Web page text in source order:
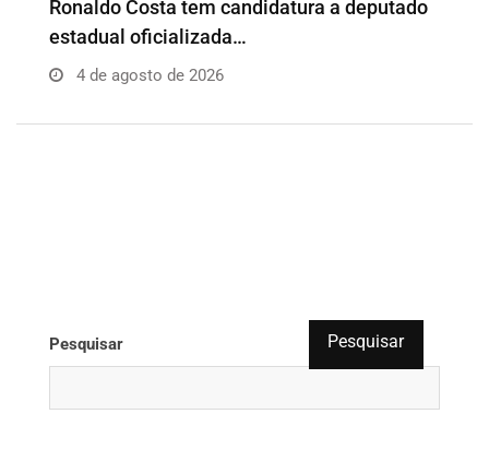
Além da Influência reúne empresários e
profissionais para…
4 de agosto de 2026
Pesquisar Pesquisar